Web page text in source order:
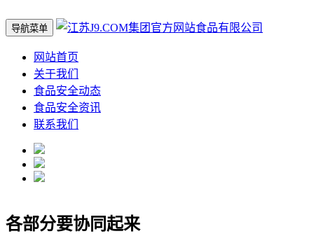
导航菜单
网站首页
关于我们
食品安全动态
食品安全资讯
联系我们
各部分要协同起来